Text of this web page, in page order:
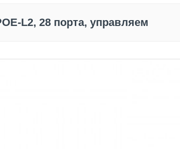
L2, 28 порта, управляем